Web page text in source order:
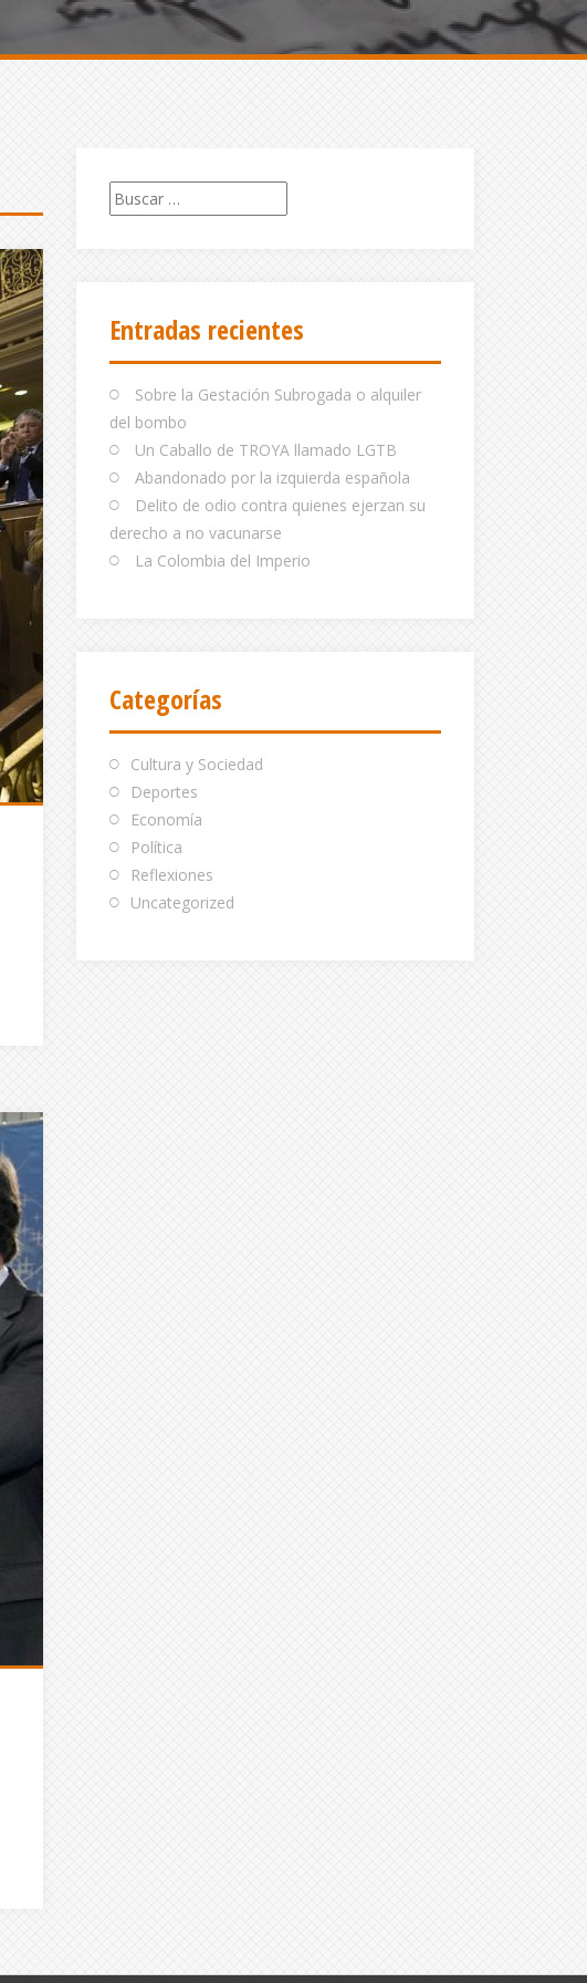
Buscar:
Entradas recientes
Sobre la Gestación Subrogada o alquiler
del bombo
Un Caballo de TROYA llamado LGTB
Abandonado por la izquierda española
Delito de odio contra quienes ejerzan su
derecho a no vacunarse
La Colombia del Imperio
Categorías
Cultura y Sociedad
Deportes
Economía
Política
Reflexiones
Uncategorized